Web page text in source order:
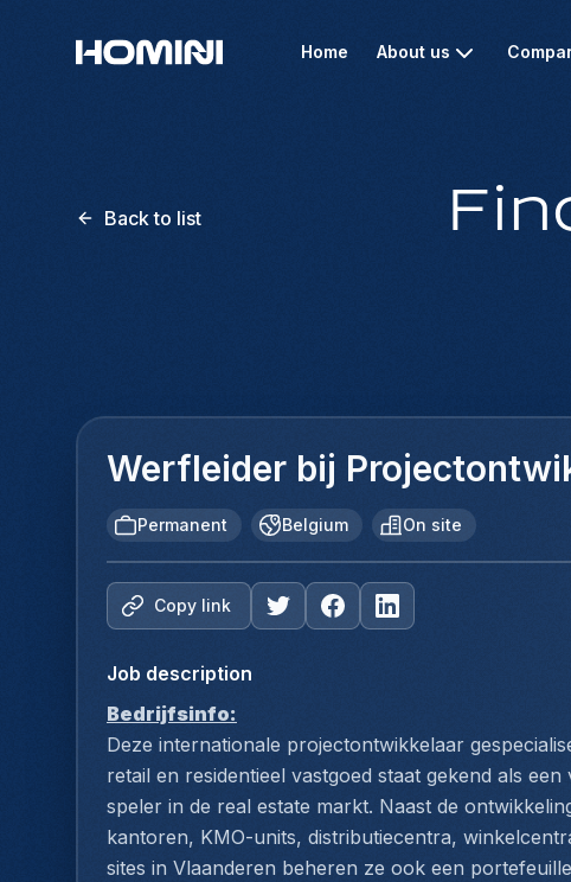
Home About us
Back to list
Werfleider bij
Permanent Belgium On site
Copy link
Job description
Bedrijfsinfo:
Deze internationale projectontwikkelaar
retail en residentieel vastgoed staat gekend als
speler in de real estate markt. Naast de
kantoren, KMO-units, distributiecentra,
sites in Vlaanderen beheren ze ook een